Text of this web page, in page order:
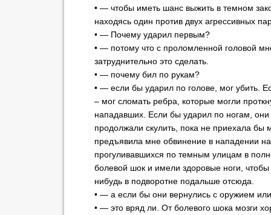
• — чтобы иметь шанс выжить в темном
находясь один против двух агрессивных
• — Почему ударил первым?
• — потому что с проломленной головой
затруднительно это сделать.
• — почему бил по рукам?
• — если бы ударил по голове, мог убить.
– мог сломать ребра, которые могли
нападавших. Если бы ударил по ногам,
продолжали скулить, пока не приехала бы
предъявила мне обвинение в нападении
прогуливавшихся по темным улицам в
болевой шок и имели здоровые ноги, чтобы
нибудь в подворотне подальше отсюда.
• — а если бы они вернулись с оружием
• — это вряд ли. От болевого шока мозги